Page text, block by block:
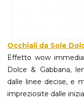
Occhiali da Sole
Effetto wow
Dolce & Gabbana,
dalle linee decise, e
impreziosite dalle